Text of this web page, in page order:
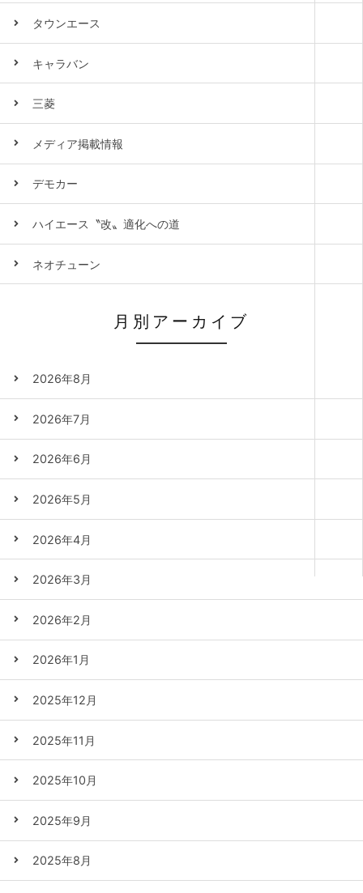
タウンエース
キャラバン
三菱
メディア掲載情報
デモカー
ハイエース〝改〟適化への道
ネオチューン
月別アーカイブ
2026年8月
2026年7月
2026年6月
2026年5月
2026年4月
2026年3月
2026年2月
2026年1月
2025年12月
2025年11月
2025年10月
2025年9月
2025年8月